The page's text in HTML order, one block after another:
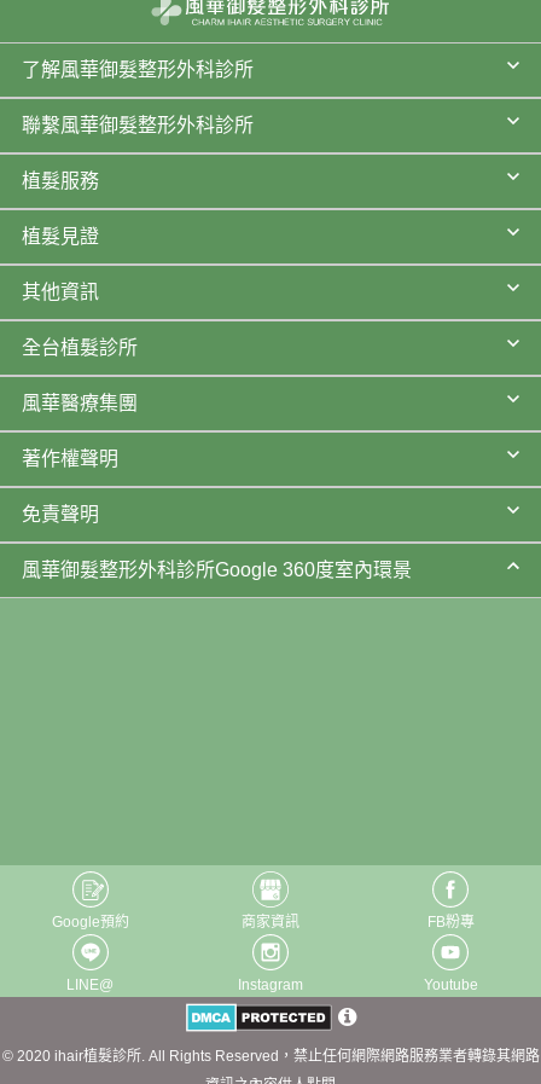
了解風華御髮整形外科診所
聯繫風華御髮整形外科診所
植髮服務
植髮見證
其他資訊
全台植髮診所
風華醫療集團
著作權聲明
免責聲明
風華御髮整形外科診所Google 360度室內環景
Google預約 商家資訊 FB粉專
LINE@ Instagram Youtube
© 2020 ihair植髮診所. All Rights Reserved，禁止任何網際網路服務業者轉錄其網路